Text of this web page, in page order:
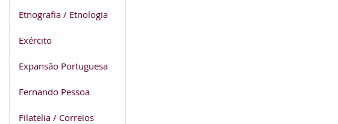
Etnografia / Etnologia
Exército
Expansão Portuguesa
Fernando Pessoa
Filatelia / Correios